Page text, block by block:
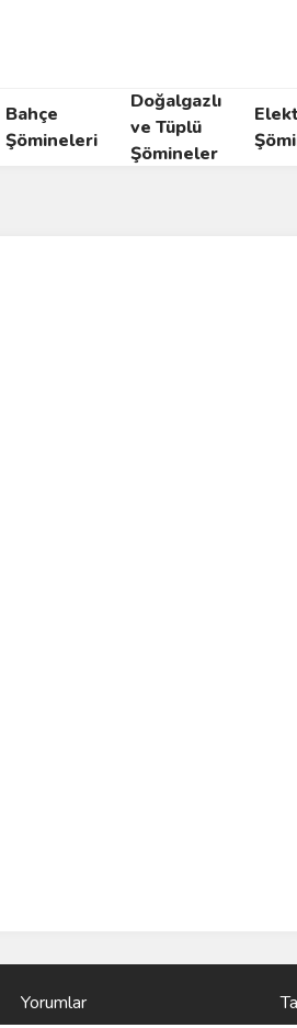
Bahçe
Şömineleri
Doğalgazlı
ve Tüplü
Şömineler
Yorumlar